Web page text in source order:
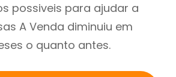
possiveis para ajudar a
A Venda diminuiu em
o quanto antes.